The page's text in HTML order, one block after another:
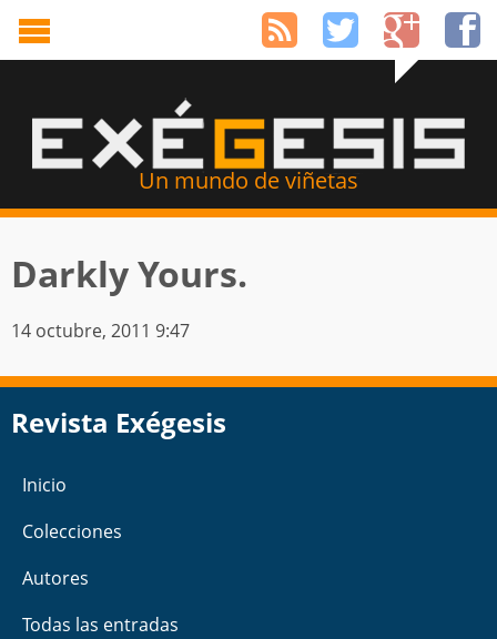
Un mundo de viñetas
Darkly Yours.
14 octubre, 2011 9:47
Revista Exégesis
Inicio
Colecciones
Autores
Todas las entradas